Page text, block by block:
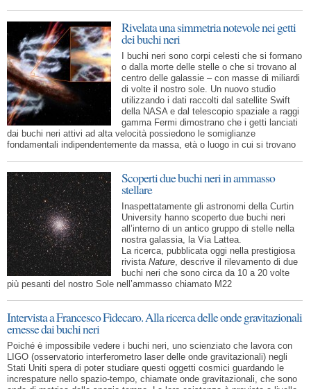
Rivelata una simmetria notevole nei getti
dei buchi neri
I buchi neri sono corpi celesti che si formano
o dalla morte delle stelle o che si trovano al
centro delle galassie – con masse di miliardi
di volte il nostro sole. Un nuovo studio
utilizzando i dati raccolti dal satellite Swift
della NASA e dal telescopio spaziale a raggi
gamma Fermi dimostrano che i getti lanciati
dai buchi neri attivi ad alta velocità possiedono le somiglianze
fondamentali indipendentemente da massa, età o luogo in cui si trovano
Scoperti due buchi neri in ammasso
stellare
Inaspettatamente gli astronomi della Curtin
University hanno scoperto due buchi neri
all’interno di un antico gruppo di stelle nella
nostra galassia, la Via Lattea.
La ricerca, pubblicata oggi nella prestigiosa
rivistaNature, descrive il rilevamento di due
buchi neri che sono circa da 10 a 20 volte
più pesanti del nostro Sole nell’ammasso chiamato M22
Intervista a Francesco Fidecaro. Alla ricerca delle onde gravitazionali
emesse dai buchi neri
Poiché è impossibile vedere i buchi neri, uno scienziato che lavora con
LIGO (osservatorio interferometro laser delle onde gravitazionali) negli
Stati Uniti spera di poter studiare questi oggetti cosmici guardando le
increspature nello spazio-tempo, chiamate onde gravitazionali, che sono